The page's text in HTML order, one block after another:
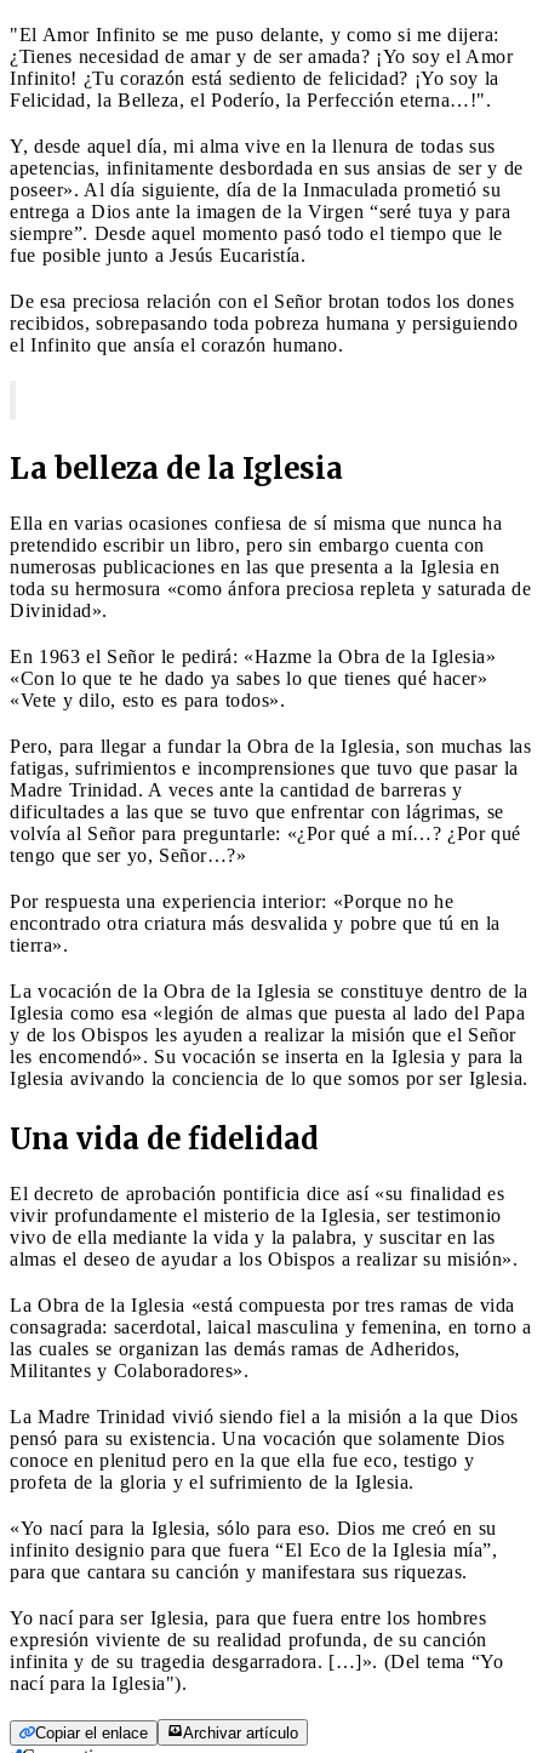
"El Amor Infinito se me puso delante, y como si me dijera:
¿Tienes necesidad de amar y de ser amada? ¡Yo soy el Amor
Infinito! ¿Tu corazón está sediento de felicidad? ¡Yo soy la
Felicidad, la Belleza, el Poderío, la Perfección eterna…!".
Y, desde aquel día, mi alma vive en la llenura de todas sus
apetencias, infinitamente desbordada en sus ansias de ser y de
poseer». Al día siguiente, día de la Inmaculada prometió su
entrega a Dios ante la imagen de la Virgen “seré tuya y para
siempre”. Desde aquel momento pasó todo el tiempo que le
fue posible junto a Jesús Eucaristía.
De esa preciosa relación con el Señor brotan todos los dones
recibidos, sobrepasando toda pobreza humana y persiguiendo
el Infinito que ansía el corazón humano.
La belleza de la Iglesia
Ella en varias ocasiones confiesa de sí misma que nunca ha
pretendido escribir un libro, pero sin embargo cuenta con
numerosas publicaciones en las que presenta a la Iglesia en
toda su hermosura «como ánfora preciosa repleta y saturada de
Divinidad».
En 1963 el Señor le pedirá: «Hazme la Obra de la Iglesia»
«Con lo que te he dado ya sabes lo que tienes qué hacer»
«Vete y dilo, esto es para todos».
Pero, para llegar a fundar la Obra de la Iglesia, son muchas las
fatigas, sufrimientos e incomprensiones que tuvo que pasar la
Madre Trinidad. A veces ante la cantidad de barreras y
dificultades a las que se tuvo que enfrentar con lágrimas, se
volvía al Señor para preguntarle: «¿Por qué a mí…? ¿Por qué
tengo que ser yo, Señor…?»
Por respuesta una experiencia interior: «Porque no he
encontrado otra criatura más desvalida y pobre que tú en la
tierra».
La vocación de la Obra de la Iglesia se constituye dentro de la
Iglesia como esa «legión de almas que puesta al lado del Papa
y de los Obispos les ayuden a realizar la misión que el Señor
les encomendó». Su vocación se inserta en la Iglesia y para la
Iglesia avivando la conciencia de lo que somos por ser Iglesia.
Una vida de fidelidad
El decreto de aprobación pontificia dice así «su finalidad es
vivir profundamente el misterio de la Iglesia, ser testimonio
vivo de ella mediante la vida y la palabra, y suscitar en las
almas el deseo de ayudar a los Obispos a realizar su misión».
La Obra de la Iglesia «está compuesta por tres ramas de vida
consagrada: sacerdotal, laical masculina y femenina, en torno a
las cuales se organizan las demás ramas de Adheridos,
Militantes y Colaboradores».
La Madre Trinidad vivió siendo fiel a la misión a la que Dios
pensó para su existencia. Una vocación que solamente Dios
conoce en plenitud pero en la que ella fue eco, testigo y
profeta de la gloria y el sufrimiento de la Iglesia.
«Yo nací para la Iglesia, sólo para eso. Dios me creó en su
infinito designio para que fuera “El Eco de la Iglesia mía”,
para que cantara su canción y manifestara sus riquezas.
Yo nací para ser Iglesia, para que fuera entre los hombres
expresión viviente de su realidad profunda, de su canción
infinita y de su tragedia desgarradora. […]». (Del tema “Yo
nací para la Iglesia").
Copiar el enlace Archivar artículo